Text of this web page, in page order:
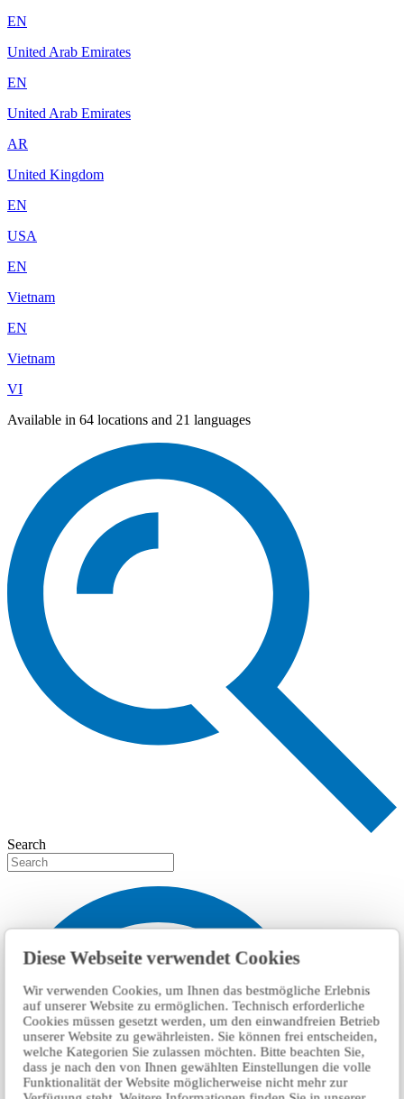
Diese Webseite verwendet Cookies
Wir verwenden Cookies, um Ihnen das bestmögliche Erlebnis
auf unserer Website zu ermöglichen. Technisch erforderliche
Cookies müssen gesetzt werden, um den einwandfreien Betrieb
unserer Website zu gewährleisten. Sie können frei entscheiden,
welche Kategorien Sie zulassen möchten. Bitte beachten Sie,
dass je nach den von Ihnen gewählten Einstellungen die volle
Funktionalität der Website möglicherweise nicht mehr zur
EN
United Arab Emirates
EN
United Arab Emirates
AR
United Kingdom
EN
USA
EN
Vietnam
EN
Vietnam
VI
Available in 64 locations and 21 languages
Search